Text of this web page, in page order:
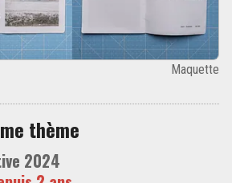
Maquette
thème
2024